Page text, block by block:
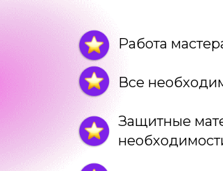
Работа
Все
Защитные